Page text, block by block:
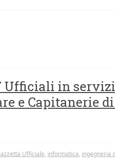
Ufficiali in
e Capitanerie
Ufficiale, informatica, ingegneria